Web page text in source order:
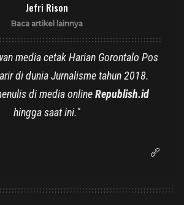
Jefri Rison
Baca artikel lainnya
media cetak Harian Gorontalo Pos
di dunia Jurnalisme tahun 2018.
di media onlineRepublish.id
hingga saat ini."